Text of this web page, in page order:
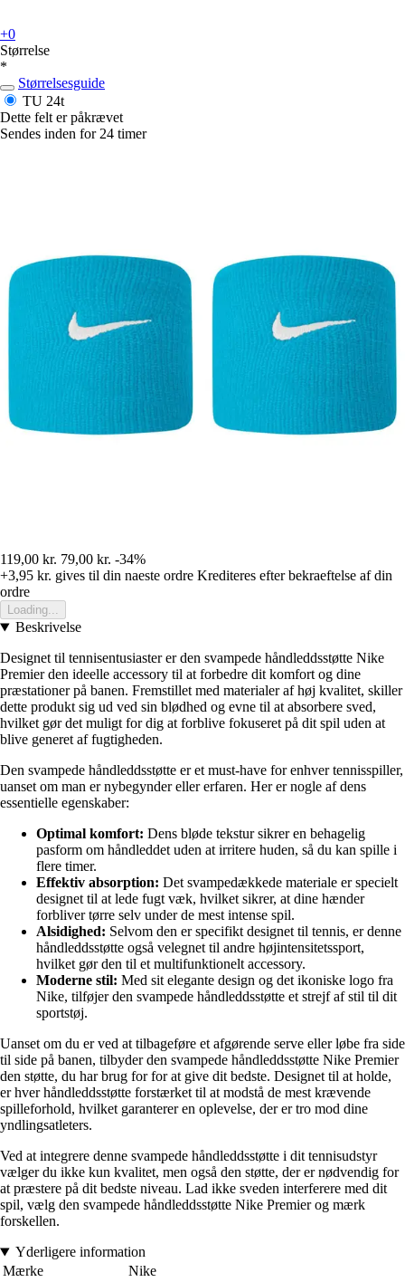
+0
Størrelse
*
Størrelsesguide
TU 24t
Dette felt er påkrævet
Sendes inden for 24 timer
119,00 kr. 79,00 kr. -34%
+3,95 kr. gives til din naeste ordre Krediteres efter bekraeftelse af din
ordre
Loading...
Beskrivelse
Designet til tennisentusiaster er den svampede håndleddsstøtte Nike
Premier den ideelle accessory til at forbedre dit komfort og dine
præstationer på banen. Fremstillet med materialer af høj kvalitet, skiller
dette produkt sig ud ved sin blødhed og evne til at absorbere sved,
hvilket gør det muligt for dig at forblive fokuseret på dit spil uden at
blive generet af fugtigheden.
Den svampede håndleddsstøtte er et must-have for enhver tennisspiller,
uanset om man er nybegynder eller erfaren. Her er nogle af dens
essentielle egenskaber:
Optimal komfort: Dens bløde tekstur sikrer en behagelig
pasform om håndleddet uden at irritere huden, så du kan spille i
flere timer.
Effektiv absorption: Det svampedækkede materiale er specielt
designet til at lede fugt væk, hvilket sikrer, at dine hænder
forbliver tørre selv under de mest intense spil.
Alsidighed: Selvom den er specifikt designet til tennis, er denne
håndleddsstøtte også velegnet til andre højintensitetssport,
hvilket gør den til et multifunktionelt accessory.
Moderne stil: Med sit elegante design og det ikoniske logo fra
Nike, tilføjer den svampede håndleddsstøtte et strejf af stil til dit
sportstøj.
Uanset om du er ved at tilbageføre et afgørende serve eller løbe fra side
til side på banen, tilbyder den svampede håndleddsstøtte Nike Premier
den støtte, du har brug for for at give dit bedste. Designet til at holde,
er hver håndleddsstøtte forstærket til at modstå de mest krævende
spilleforhold, hvilket garanterer en oplevelse, der er tro mod dine
yndlingsatleters.
Ved at integrere denne svampede håndleddsstøtte i dit tennisudstyr
vælger du ikke kun kvalitet, men også den støtte, der er nødvendig for
at præstere på dit bedste niveau. Lad ikke sveden interferere med dit
spil, vælg den svampede håndleddsstøtte Nike Premier og mærk
forskellen.
Yderligere information
Mærke
Nike